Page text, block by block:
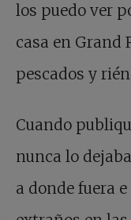
los puedo ver
casa en Grand
pescados y
Cuando
nunca lo
a donde fuera